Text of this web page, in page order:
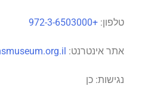
טלפון: +972-3-6503000
אתר אינטרנט:
נגישות: כן